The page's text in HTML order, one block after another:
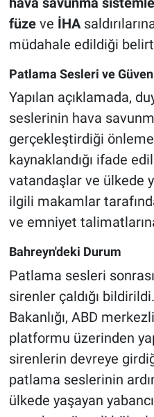
füzeve İHA
müdahale edildiği
Patlama Sesleri ve
Yapılan açıklamada,
seslerinin hava
gerçekleştirdiği
kaynaklandığı ifade
vatandaşlar ve ülkede
ilgili makamlar
ve emniyet
Bahreyn'deki Durum
Patlama sesleri
sirenler çaldığı
Bakanlığı, ABD merkezli
platformu üzerinden
sirenlerin devreye
patlama seslerinin
ülkede yaşayan